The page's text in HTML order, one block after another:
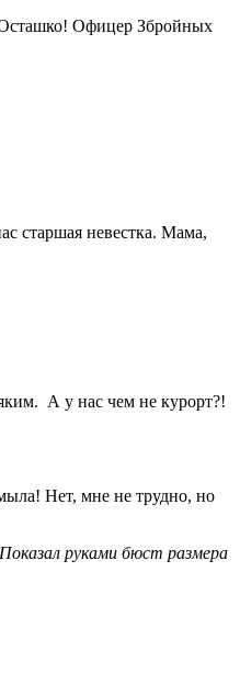
Офицер Збройных
старшая невестка. Мама,
А у нас чем не курорт?!
Нет, мне не трудно, но
руками бюст размера